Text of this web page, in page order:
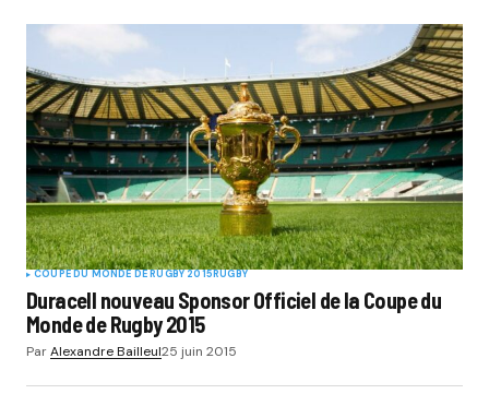
COUPE DU MONDE DE RUGBY 2015RUGBY
Duracell nouveau Sponsor Officiel de la Coupe du
Monde de Rugby 2015
ParAlexandre Bailleul25 juin 2015